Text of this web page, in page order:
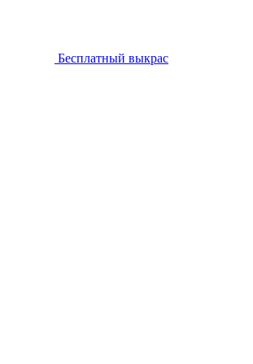
Бесплатный выкрас